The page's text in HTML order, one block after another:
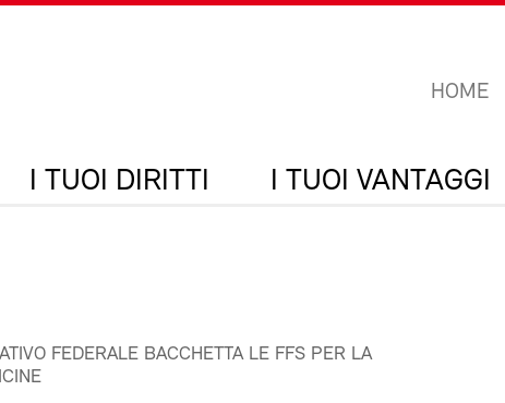
HOME
I TUOI DIRITTI I TUOI VANTAGGI
FEDERALE BACCHETTA LE FFS PER LA